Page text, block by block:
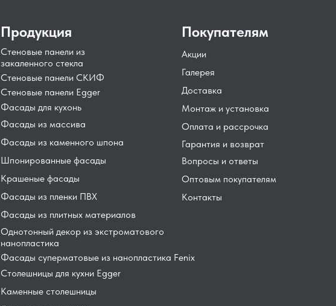
Стеновые панели из
закаленного стекла
Гарантия и возврат
Монтаж и установка
Доставка
Оплата и рассрочка
Оптовым покупателям
Контакты
Вопросы и ответы
Фасады для кухонь
Каменные столешницы
Столешницы для кухни Egger
Шпонированные фасады
Фасады из массива
Фасады из каменного шпона
Крашеные фасады
Фасады из пленки ПВХ
Фасады из плитных материалов
Однотонный декор из экстроматового
нанопластика
Фасады суперматовые из нанопластика Fenix
Стеновые панели СКИФ
Стеновые панели Egger
Акции
Галерея
Покупателям
Продукция